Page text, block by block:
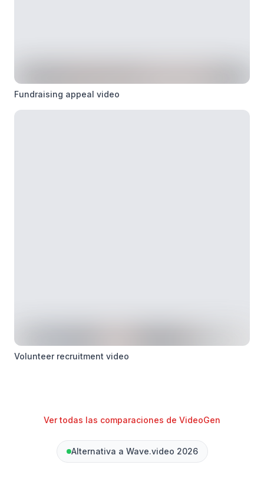
Fundraising appeal video
Volunteer recruitment video
Ver todas las comparaciones de VideoGen
Alternativa a Wave.video 2026